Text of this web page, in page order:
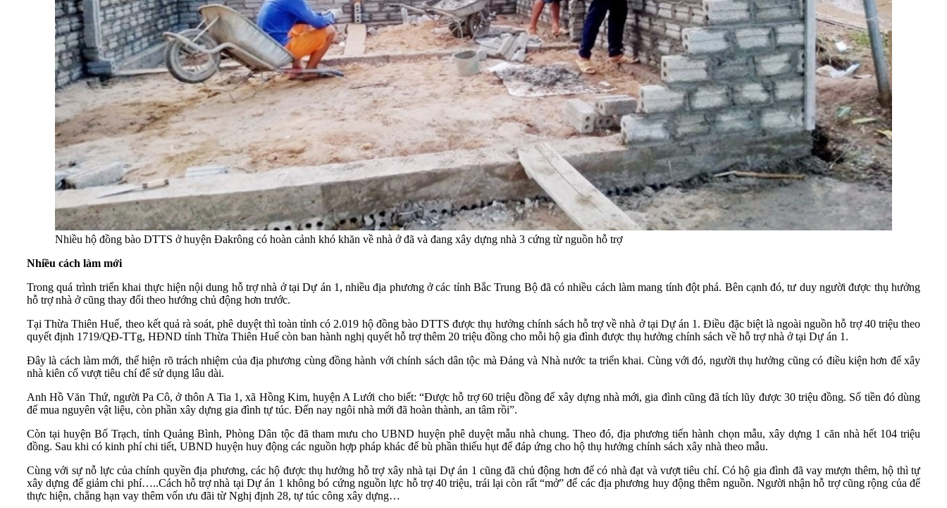
Nhiều hộ đồng bào DTTS ở huyện Đakrông có hoàn cảnh khó khăn về nhà ở đã và đang xây dựng nhà 3 cứng từ nguồn hỗ trợ
Nhiều cách làm mới
Trong quá trình triển khai thực hiện nội dung hỗ trợ nhà ở tại Dự án 1, nhiều địa phương ở các tỉnh Bắc Trung Bộ đã có nhiều cách làm mang tính đột phá. Bên cạnh đó, tư duy người được thụ hưởng
hỗ trợ nhà ở cũng thay đổi theo hướng chủ động hơn trước.
Tại Thừa Thiên Huế, theo kết quả rà soát, phê duyệt thì toàn tỉnh có 2.019 hộ đồng bào DTTS được thụ hưởng chính sách hỗ trợ về nhà ở tại Dự án 1. Điều đặc biệt là ngoài nguồn hỗ trợ 40 triệu theo
quyết định 1719/QĐ-TTg, HĐND tỉnh Thừa Thiên Huế còn ban hành nghị quyết hỗ trợ thêm 20 triệu đồng cho mỗi hộ gia đình được thụ hưởng chính sách về hỗ trợ nhà ở tại Dự án 1.
Đây là cách làm mới, thể hiện rõ trách nhiệm của địa phương cùng đồng hành với chính sách dân tộc mà Đảng và Nhà nước ta triển khai. Cùng với đó, người thụ hưởng cũng có điều kiện hơn để xây
nhà kiên cố vượt tiêu chí để sử dụng lâu dài.
Anh Hồ Văn Thứ, người Pa Cô, ở thôn A Tia 1, xã Hồng Kim, huyện A Lưới cho biết: “Được hỗ trợ 60 triệu đồng để xây dựng nhà mới, gia đình cũng đã tích lũy được 30 triệu đồng. Số tiền đó dùng
để mua nguyên vật liệu, còn phần xây dựng gia đình tự túc. Đến nay ngôi nhà mới đã hoàn thành, an tâm rồi”.
Còn tại huyện Bố Trạch, tỉnh Quảng Bình, Phòng Dân tộc đã tham mưu cho UBND huyện phê duyệt mẫu nhà chung. Theo đó, địa phương tiến hành chọn mẫu, xây dựng 1 căn nhà hết 104 triệu
đồng. Sau khi có kinh phí chi tiết, UBND huyện huy động các nguồn hợp pháp khác để bù phần thiếu hụt để đáp ứng cho hộ thụ hưởng chính sách xây nhà theo mẫu.
Cùng với sự nỗ lực của chính quyền địa phương, các hộ được thụ hưởng hỗ trợ xây nhà tại Dự án 1 cũng đã chủ động hơn để có nhà đạt và vượt tiêu chí. Có hộ gia đình đã vay mượn thêm, hộ thì tự
xây dựng để giảm chi phí…..Cách hỗ trợ nhà tại Dự án 1 không bó cứng nguồn lực hỗ trợ 40 triệu, trái lại còn rất “mở” để các địa phương huy động thêm nguồn. Người nhận hỗ trợ cũng rộng của để
thực hiện, chẳng hạn vay thêm vốn ưu đãi từ Nghị định 28, tự túc công xây dựng…